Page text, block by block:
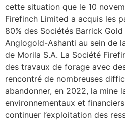
cette situation que le 10
Firefinch Limited a acquis les
80% des Sociétés Barrick
Anglogold-Ashanti au sein de
de Morila S.A. La Société
des travaux de forage avec
rencontré de nombreuses
abandonner, en 2022, la mine
environnementaux et
continuer l’exploitation des